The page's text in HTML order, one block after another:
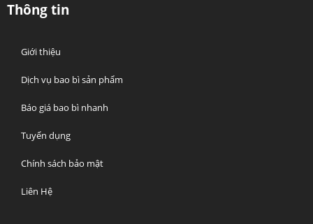
Thông tin
Giới thiệu
Dịch vụ bao bì sản phẩm
Báo giá bao bì nhanh
Tuyển dụng
Chính sách bảo mật
Liên Hệ